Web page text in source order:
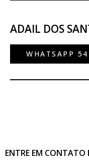
ADAIL DOS
WHATSAPP
ENTRE EM CONTATO